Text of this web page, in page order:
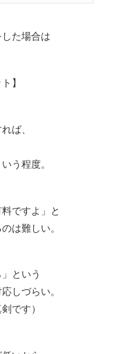
た場合は
】
ば、
う程度。
ですよ」と
は難しい。
という
しづらい。
です）